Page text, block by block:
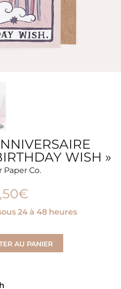
WISH »
Paper Co.
€
24 à 48 heures
AU PANIER